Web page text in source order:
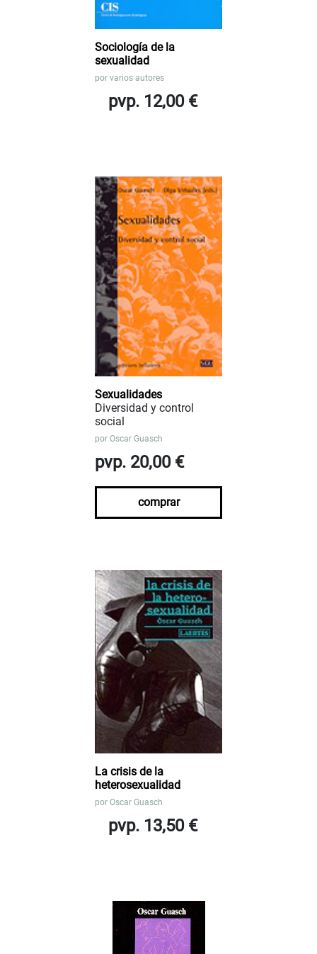
Sociología de la
sexualidad
por varios autores
pvp. 12,00 €
Sexualidades
Diversidad y control
social
por Oscar Guasch
pvp. 20,00 €
comprar
La crisis de la
heterosexualidad
por Oscar Guasch
pvp. 13,50 €